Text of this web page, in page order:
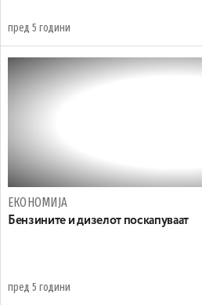
пред 5 години
ЕКОНОМИЈА
Бензините и дизелот поскапуваат
пред 5 години